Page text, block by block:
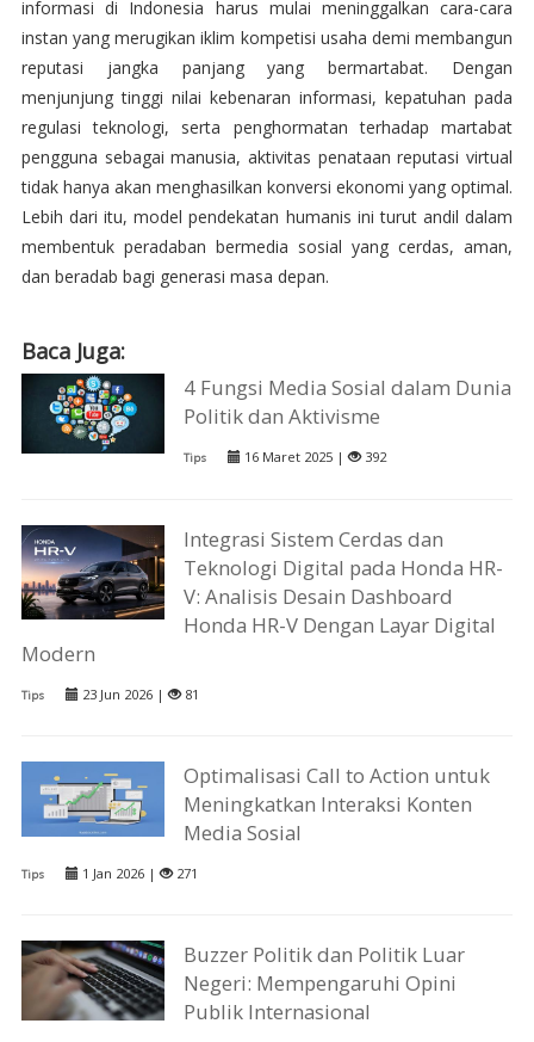
informasi di Indonesia harus mulai meninggalkan cara-cara
instan yang merugikan iklim kompetisi usaha demi membangun
reputasi jangka panjang yang bermartabat. Dengan
menjunjung tinggi nilai kebenaran informasi, kepatuhan pada
regulasi teknologi, serta penghormatan terhadap martabat
pengguna sebagai manusia, aktivitas penataan reputasi virtual
tidak hanya akan menghasilkan konversi ekonomi yang optimal.
Lebih dari itu, model pendekatan humanis ini turut andil dalam
membentuk peradaban bermedia sosial yang cerdas, aman,
dan beradab bagi generasi masa depan.
Baca Juga:
4 Fungsi Media Sosial dalam Dunia
Politik dan Aktivisme
Tips 16 Maret 2025 | 392
Integrasi Sistem Cerdas dan
Teknologi Digital pada Honda HR-
V: Analisis Desain Dashboard
Honda HR-V Dengan Layar Digital
Modern
Tips 23 Jun 2026 | 81
Optimalisasi Call to Action untuk
Meningkatkan Interaksi Konten
Media Sosial
Tips 1 Jan 2026 | 271
Buzzer Politik dan Politik Luar
Negeri: Mempengaruhi Opini
Publik Internasional